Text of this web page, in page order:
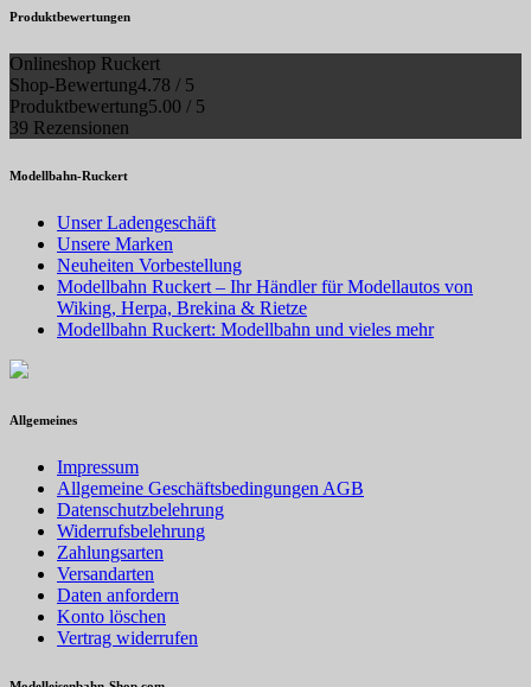
Produktbewertungen
Onlineshop Ruckert
Shop-Bewertung4.78 / 5
Produktbewertung5.00 / 5
39 Rezensionen
Modellbahn-Ruckert
Unser Ladengeschäft
Unsere Marken
Neuheiten Vorbestellung
Modellbahn Ruckert – Ihr Händler für Modellautos von
Wiking, Herpa, Brekina & Rietze
Modellbahn Ruckert: Modellbahn und vieles mehr
Allgemeines
Impressum
Allgemeine Geschäftsbedingungen AGB
Datenschutzbelehrung
Widerrufsbelehrung
Zahlungsarten
Versandarten
Daten anfordern
Konto löschen
Vertrag widerrufen